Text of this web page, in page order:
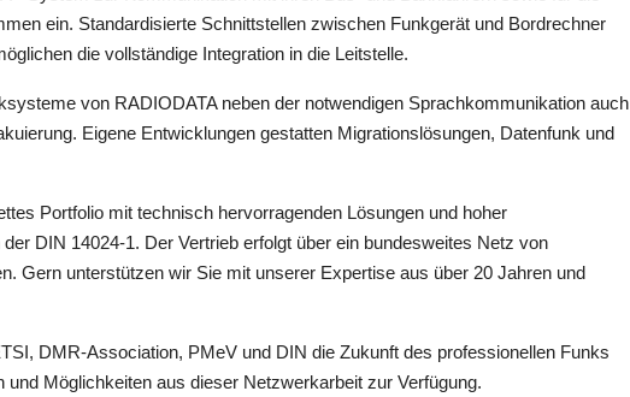
ein. Standardisierte Schnittstellen zwischen Funkgerät und Bordrechner
die vollständige Integration in die Leitstelle.
von RADIODATA neben der notwendigen Sprachkommunikation auch
Eigene Entwicklungen gestatten Migrationslösungen, Datenfunk und
Portfolio mit technisch hervorragenden Lösungen und hoher
DIN 14024-1. Der Vertrieb erfolgt über ein bundesweites Netz von
Gern unterstützen wir Sie mit unserer Expertise aus über 20 Jahren und
DMR-Association, PMeV und DIN die Zukunft des professionellen Funks
Möglichkeiten aus dieser Netzwerkarbeit zur Verfügung.